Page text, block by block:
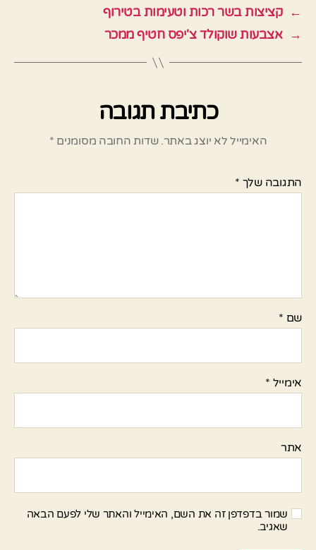
← קציצות בשר רכות וטעימות בטירוף
→ אצבעות שוקולד צ'יפס חטיף ממכר
כתיבת תגובה
האימייל לא יוצג באתר. שדות החובה מסומנים *
התגובה שלך *
שם *
אימייל *
אתר
שמור בדפדפן זה את השם, האימייל והאתר שלי לפעם הבאה
שאגיב.